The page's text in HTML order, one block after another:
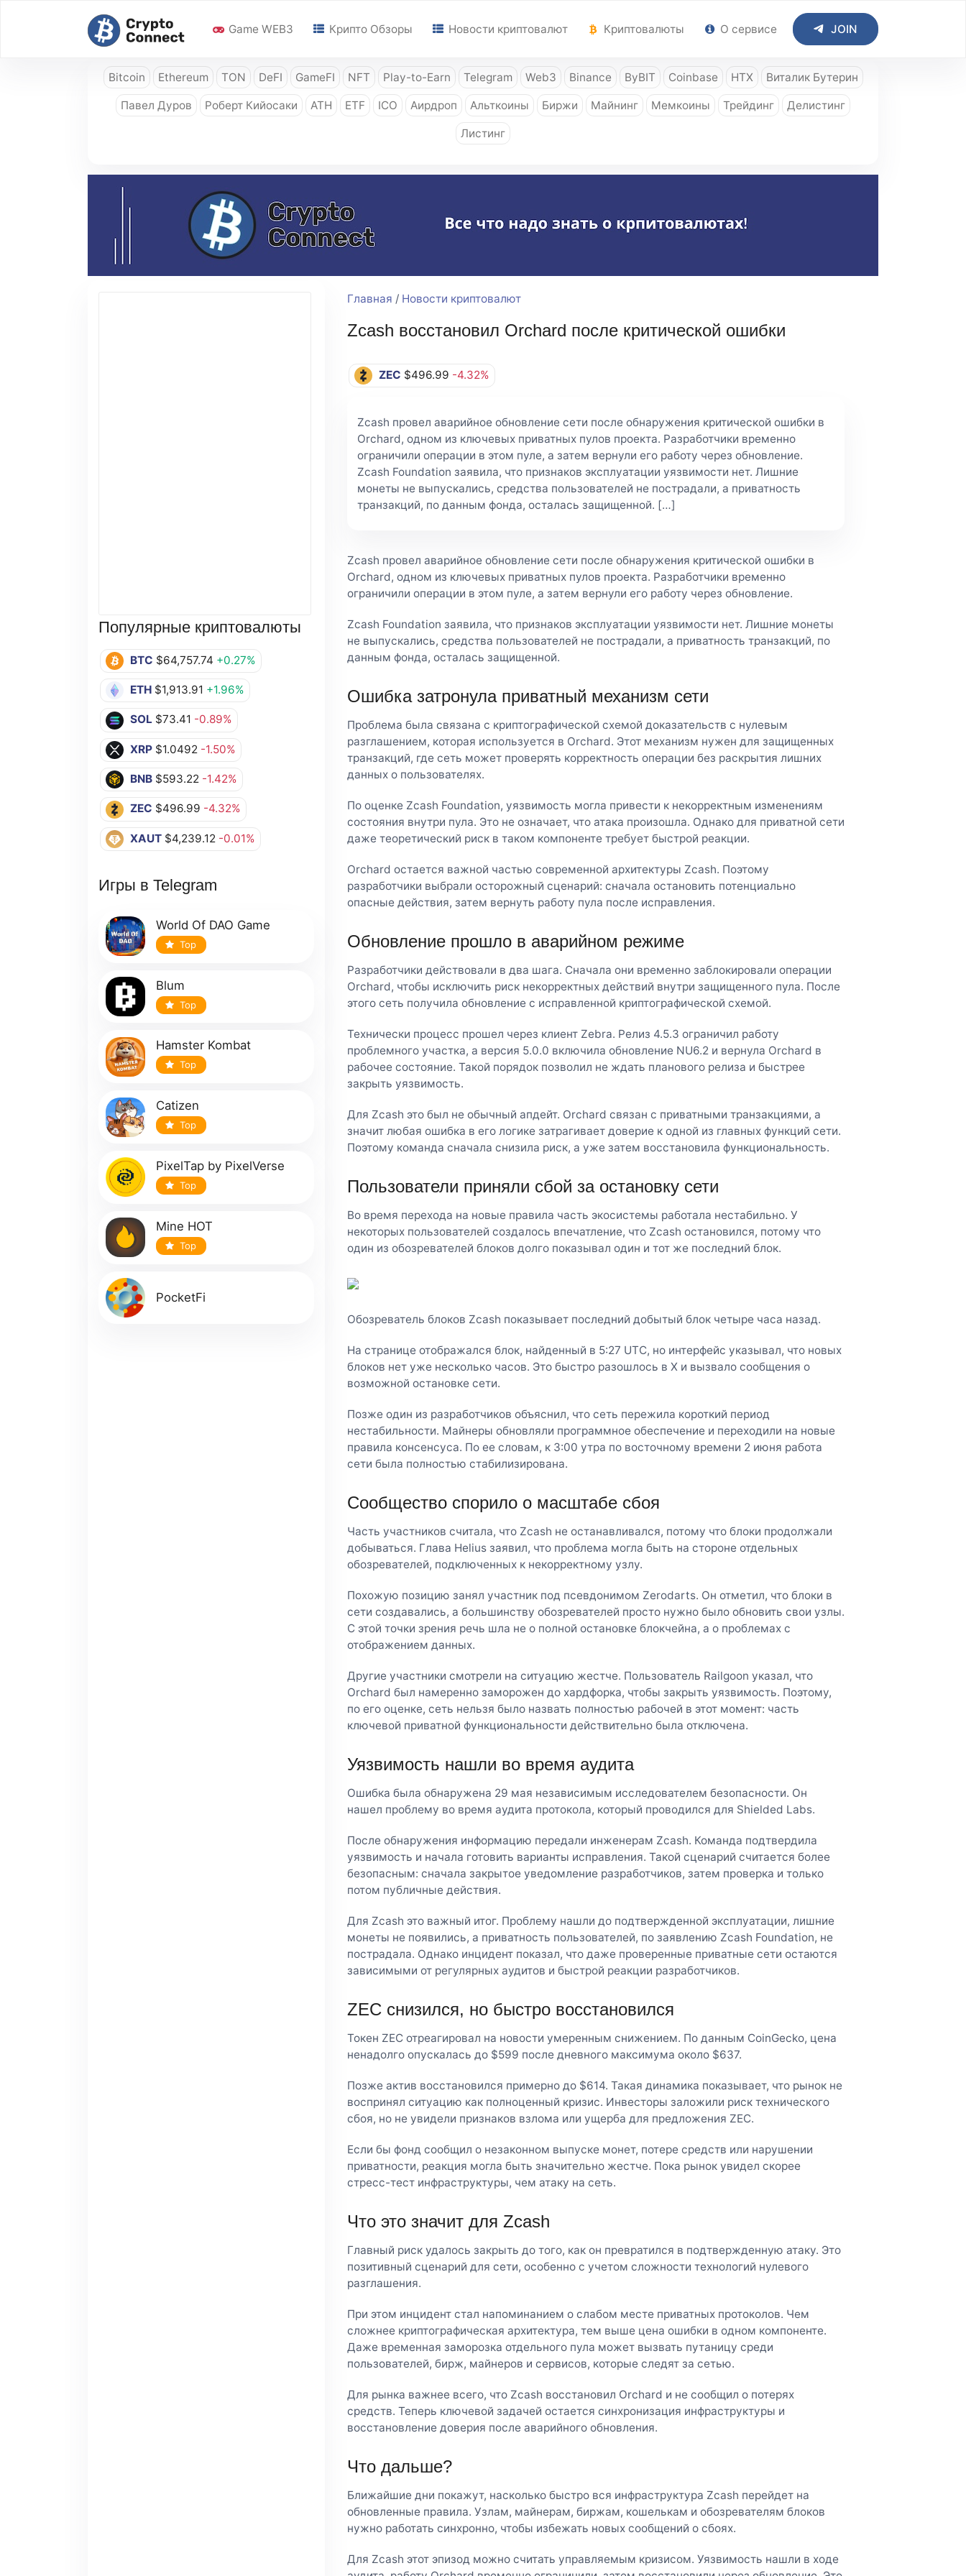
Game WEB3 Крипто Обзоры Новости криптовалют Криптовалюты О сервисе JOIN
Bitcoin Ethereum TON DeFI GameFI NFT Play-to-Earn Telegram Web3 Binance ByBIT Coinbase HTX Виталик Бутерин
Павел Дуров Роберт Кийосаки ATH ETF ICO Аирдроп Альткоины Биржи Майнинг Мемкоины Трейдинг Делистинг
Листинг
Популярные криптовалюты
BTC $64,757.74 +0.27%
ETH $1,913.91 +1.96%
SOL $73.41 -0.89%
XRP $1.0492 -1.50%
BNB $593.22 -1.42%
ZEC $496.99 -4.32%
XAUT $4,239.12 -0.01%
Игры в Telegram
World Of DAO Game
Top
Blum
Top
Hamster Kombat
Top
Catizen
Top
PixelTap by PixelVerse
Top
Mine HOT
Top
PocketFi
Главная / Новости криптовалют
Zcash восстановил Orchard после критической ошибки
ZEC $496.99 -4.32%
Zcash провел аварийное обновление сети после обнаружения критической ошибки в
Orchard, одном из ключевых приватных пулов проекта. Разработчики временно
ограничили операции в этом пуле, а затем вернули его работу через обновление.
Zcash Foundation заявила, что признаков эксплуатации уязвимости нет. Лишние
монеты не выпускались, средства пользователей не пострадали, а приватность
транзакций, по данным фонда, осталась защищенной. […]
Zcash провел аварийное обновление сети после обнаружения критической ошибки в
Orchard, одном из ключевых приватных пулов проекта. Разработчики временно
ограничили операции в этом пуле, а затем вернули его работу через обновление.
Zcash Foundation заявила, что признаков эксплуатации уязвимости нет. Лишние монеты
не выпускались, средства пользователей не пострадали, а приватность транзакций, по
данным фонда, осталась защищенной.
Ошибка затронула приватный механизм сети
Проблема была связана с криптографической схемой доказательств с нулевым
разглашением, которая используется в Orchard. Этот механизм нужен для защищенных
транзакций, где сеть может проверять корректность операции без раскрытия лишних
данных о пользователях.
По оценке Zcash Foundation, уязвимость могла привести к некорректным изменениям
состояния внутри пула. Это не означает, что атака произошла. Однако для приватной сети
даже теоретический риск в таком компоненте требует быстрой реакции.
Orchard остается важной частью современной архитектуры Zcash. Поэтому
разработчики выбрали осторожный сценарий: сначала остановить потенциально
опасные действия, затем вернуть работу пула после исправления.
Обновление прошло в аварийном режиме
Разработчики действовали в два шага. Сначала они временно заблокировали операции
Orchard, чтобы исключить риск некорректных действий внутри защищенного пула. После
этого сеть получила обновление с исправленной криптографической схемой.
Технически процесс прошел через клиент Zebra. Релиз 4.5.3 ограничил работу
проблемного участка, а версия 5.0.0 включила обновление NU6.2 и вернула Orchard в
рабочее состояние. Такой порядок позволил не ждать планового релиза и быстрее
закрыть уязвимость.
Для Zcash это был не обычный апдейт. Orchard связан с приватными транзакциями, а
значит любая ошибка в его логике затрагивает доверие к одной из главных функций сети.
Поэтому команда сначала снизила риск, а уже затем восстановила функциональность.
Пользователи приняли сбой за остановку сети
Во время перехода на новые правила часть экосистемы работала нестабильно. У
некоторых пользователей создалось впечатление, что Zcash остановился, потому что
один из обозревателей блоков долго показывал один и тот же последний блок.
Обозреватель блоков Zcash показывает последний добытый блок четыре часа назад.
На странице отображался блок, найденный в 5:27 UTC, но интерфейс указывал, что новых
блоков нет уже несколько часов. Это быстро разошлось в X и вызвало сообщения о
возможной остановке сети.
Позже один из разработчиков объяснил, что сеть пережила короткий период
нестабильности. Майнеры обновляли программное обеспечение и переходили на новые
правила консенсуса. По ее словам, к 3:00 утра по восточному времени 2 июня работа
сети была полностью стабилизирована.
Сообщество спорило о масштабе сбоя
Часть участников считала, что Zcash не останавливался, потому что блоки продолжали
добываться. Глава Helius заявил, что проблема могла быть на стороне отдельных
обозревателей, подключенных к некорректному узлу.
Похожую позицию занял участник под псевдонимом Zerodarts. Он отметил, что блоки в
сети создавались, а большинству обозревателей просто нужно было обновить свои узлы.
С этой точки зрения речь шла не о полной остановке блокчейна, а о проблемах с
отображением данных.
Другие участники смотрели на ситуацию жестче. Пользователь Railgoon указал, что
Orchard был намеренно заморожен до хардфорка, чтобы закрыть уязвимость. Поэтому,
по его оценке, сеть нельзя было назвать полностью рабочей в этот момент: часть
ключевой приватной функциональности действительно была отключена.
Уязвимость нашли во время аудита
Ошибка была обнаружена 29 мая независимым исследователем безопасности. Он
нашел проблему во время аудита протокола, который проводился для Shielded Labs.
После обнаружения информацию передали инженерам Zcash. Команда подтвердила
уязвимость и начала готовить варианты исправления. Такой сценарий считается более
безопасным: сначала закрытое уведомление разработчиков, затем проверка и только
потом публичные действия.
Для Zcash это важный итог. Проблему нашли до подтвержденной эксплуатации, лишние
монеты не появились, а приватность пользователей, по заявлению Zcash Foundation, не
пострадала. Однако инцидент показал, что даже проверенные приватные сети остаются
зависимыми от регулярных аудитов и быстрой реакции разработчиков.
ZEC снизился, но быстро восстановился
Токен ZEC отреагировал на новости умеренным снижением. По данным CoinGecko, цена
ненадолго опускалась до $599 после дневного максимума около $637.
Позже актив восстановился примерно до $614. Такая динамика показывает, что рынок не
воспринял ситуацию как полноценный кризис. Инвесторы заложили риск технического
сбоя, но не увидели признаков взлома или ущерба для предложения ZEC.
Если бы фонд сообщил о незаконном выпуске монет, потере средств или нарушении
приватности, реакция могла быть значительно жестче. Пока рынок увидел скорее
стресс-тест инфраструктуры, чем атаку на сеть.
Что это значит для Zcash
Главный риск удалось закрыть до того, как он превратился в подтвержденную атаку. Это
позитивный сценарий для сети, особенно с учетом сложности технологий нулевого
разглашения.
При этом инцидент стал напоминанием о слабом месте приватных протоколов. Чем
сложнее криптографическая архитектура, тем выше цена ошибки в одном компоненте.
Даже временная заморозка отдельного пула может вызвать путаницу среди
пользователей, бирж, майнеров и сервисов, которые следят за сетью.
Для рынка важнее всего, что Zcash восстановил Orchard и не сообщил о потерях
средств. Теперь ключевой задачей остается синхронизация инфраструктуры и
восстановление доверия после аварийного обновления.
Что дальше?
Ближайшие дни покажут, насколько быстро вся инфраструктура Zcash перейдет на
обновленные правила. Узлам, майнерам, биржам, кошелькам и обозревателям блоков
нужно работать синхронно, чтобы избежать новых сообщений о сбоях.
Для Zcash этот эпизод можно считать управляемым кризисом. Уязвимость нашли в ходе